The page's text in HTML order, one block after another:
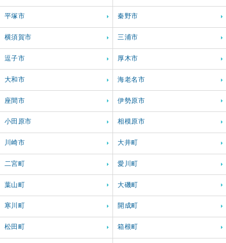
平塚市 秦野市
横須賀市 三浦市
逗子市 厚木市
大和市 海老名市
座間市 伊勢原市
小田原市 相模原市
川崎市 大井町
二宮町 愛川町
葉山町 大磯町
寒川町 開成町
松田町 箱根町